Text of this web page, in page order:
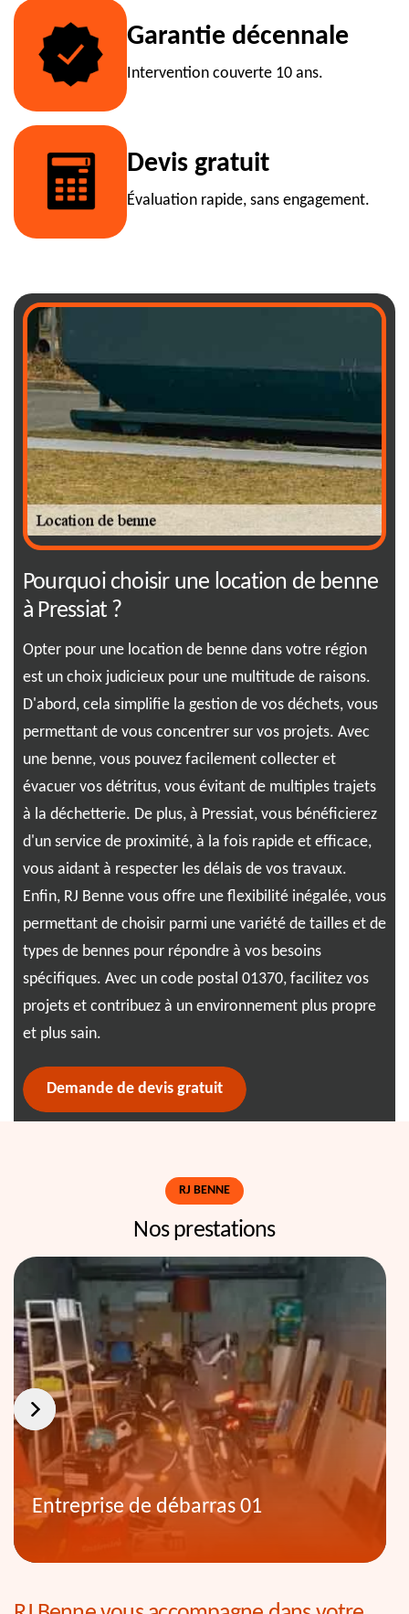
Garantie décennale
Intervention couverte 10 ans.
Devis gratuit
Évaluation rapide, sans engagement.
Pourquoi choisir une location de benne
à Pressiat ?
Opter pour une location de benne dans votre région
est un choix judicieux pour une multitude de raisons.
D'abord, cela simplifie la gestion de vos déchets, vous
permettant de vous concentrer sur vos projets. Avec
une benne, vous pouvez facilement collecter et
évacuer vos détritus, vous évitant de multiples trajets
à la déchetterie. De plus, à Pressiat, vous bénéficierez
d'un service de proximité, à la fois rapide et efficace,
vous aidant à respecter les délais de vos travaux.
Enfin, RJ Benne vous offre une flexibilité inégalée, vous
permettant de choisir parmi une variété de tailles et de
types de bennes pour répondre à vos besoins
spécifiques. Avec un code postal 01370, facilitez vos
projets et contribuez à un environnement plus propre
et plus sain.
Demande de devis gratuit
RJ BENNE
Nos prestations
Entreprise de débarras 01